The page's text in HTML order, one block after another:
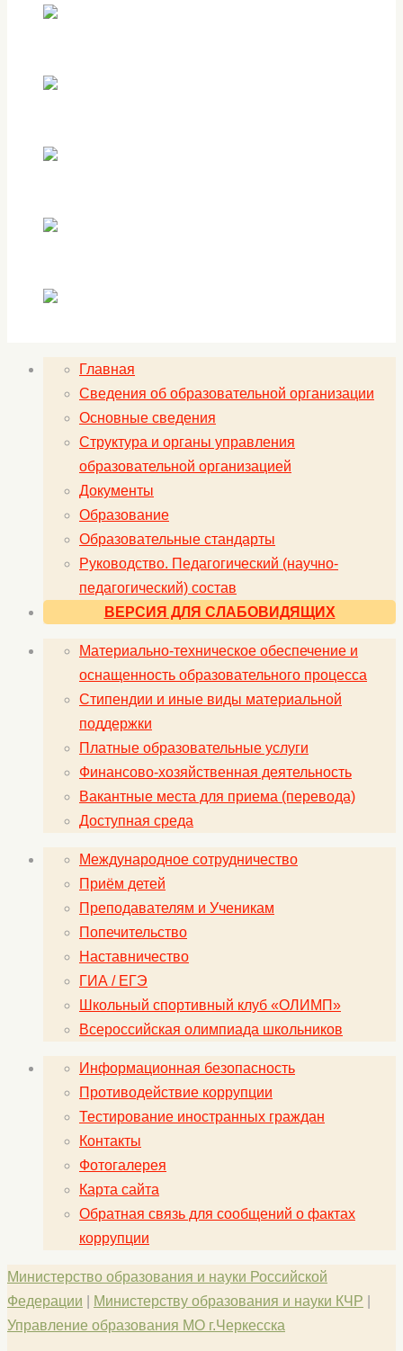
Главная
Сведения об образовательной организации
Основные сведения
Структура и органы управления
образовательной организацией
Документы
Образование
Образовательные стандарты
Руководство. Педагогический (научно-
педагогический) состав
ВЕРСИЯ ДЛЯ СЛАБОВИДЯЩИХ
Материально-техническое обеспечение и
оснащенность образовательного процесса
Стипендии и иные виды материальной
поддержки
Платные образовательные услуги
Финансово-хозяйственная деятельность
Вакантные места для приема (перевода)
Доступная среда
Международное сотрудничество
Приём детей
Преподавателям и Ученикам
Попечительство
Наставничество
ГИА / ЕГЭ
Школьный спортивный клуб «ОЛИМП»
Всероссийская олимпиада школьников
Информационная безопасность
Противодействие коррупции
Тестирование иностранных граждан
Контакты
Фотогалерея
Карта сайта
Обратная связь для сообщений о фактах
коррупции
Министерство образования и науки Российской
Федерации
Министерству образования и науки КЧР
Управление образования МО г.Черкесска